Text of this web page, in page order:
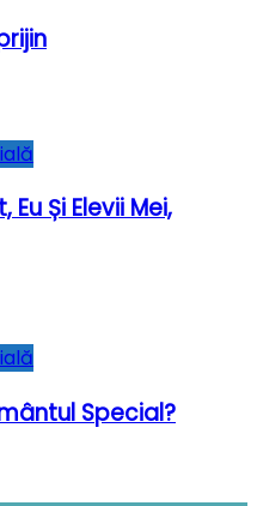
Și Elevii Mei,
Special?